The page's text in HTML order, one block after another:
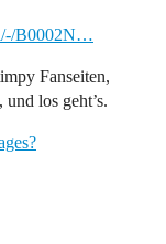
B0002N…
Fanseiten,
los geht’s.